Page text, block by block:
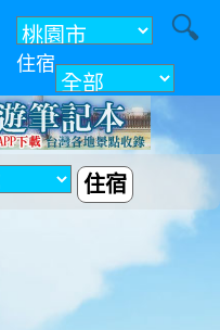
住宿
附近
住宿